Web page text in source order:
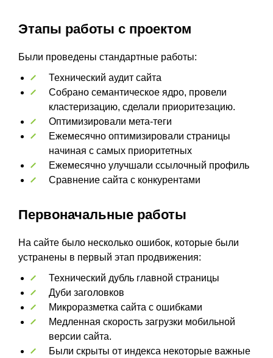
Этапы работы с проектом
Были проведены стандартные работы:
Технический аудит сайта
Собрано семантическое ядро, провели
кластеризацию, сделали приоритезацию.
Оптимизировали мета-теги
Ежемесячно оптимизировали страницы
начиная с самых приоритетных
Ежемесячно улучшали ссылочный профиль
Сравнение сайта с конкурентами
Первоначальные работы
На сайте было несколько ошибок, которые были
устранены в первый этап продвижения:
Технический дубль главной страницы
Дуби заголовков
Микроразметка сайта с ошибками
Медленная скорость загрузки мобильной
версии сайта.
Были скрыты от индекса некоторые важные